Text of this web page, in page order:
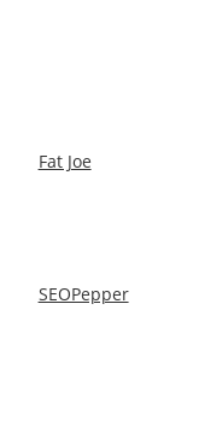
Fat Joe
SEOPepper